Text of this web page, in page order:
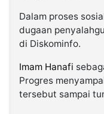
Dalam proses
dugaan
di Diskominfo.
Imam Hanafi
Progres
tersebut sampai